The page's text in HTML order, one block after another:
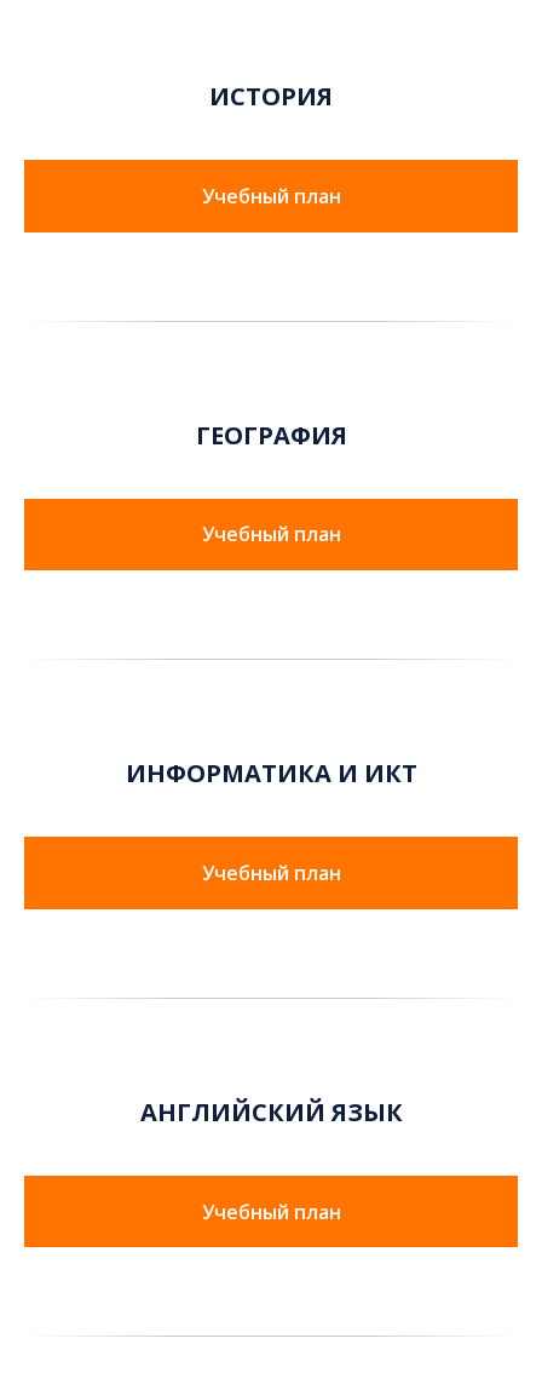
ИСТОРИЯ
Учебный план
ГЕОГРАФИЯ
Учебный план
ИНФОРМАТИКА И ИКТ
Учебный план
АНГЛИЙСКИЙ ЯЗЫК
Учебный план